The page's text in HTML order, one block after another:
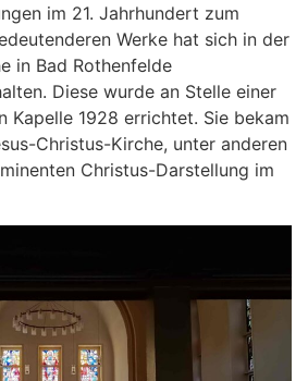
im 21. Jahrhundert zum
Werke hat sich in der
in Bad Rothenfelde
Diese wurde an Stelle einer
Kapelle 1928 errichtet. Sie bekam
Christus-Kirche, unter anderen
Christus-Darstellung im